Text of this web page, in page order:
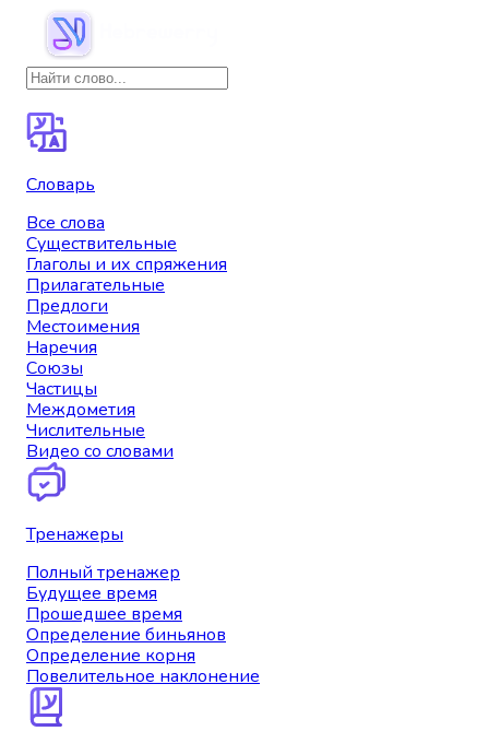
Словарь
Все слова
Существительные
Глаголы и их спряжения
Прилагательные
Предлоги
Местоимения
Наречия
Союзы
Частицы
Междометия
Числительные
Видео со словами
Тренажеры
Полный тренажер
Будущее время
Прошедшее время
Определение биньянов
Определение корня
Повелительное наклонение